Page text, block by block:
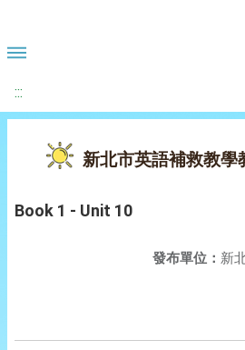
:::
新北市英語補救教學
Book 1 - Unit 10
發布單位： 新